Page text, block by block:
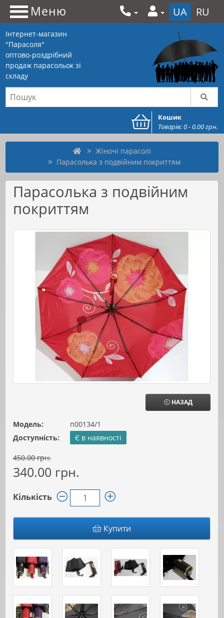
Меню UA RU
Інтернет-магазин
"Парасоля"
оптово-роздрібний
продаж парасольок зі
складу
Кошик
Товарів: 0 - 0.00 грн.
Жіночі парасолі
Парасолька з подвійним покриттям
Парасолька з подвійним
покриттям
НАЗАД
Модель:
п00134/1
Доступність:
Є в наявності
450.00 грн.
340.00 грн.
Кількість
Купити